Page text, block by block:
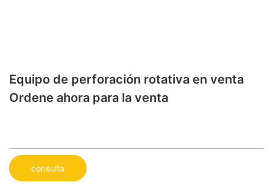
Equipo de perforación rotativa en venta
Ordene ahora para la venta
consulta